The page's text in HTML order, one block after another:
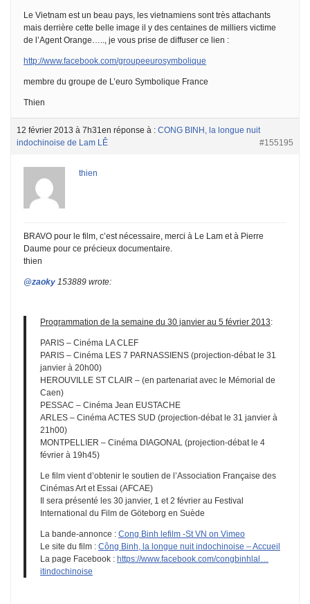
Le Vietnam est un beau pays, les vietnamiens sont très attachants
mais derrière cette belle image il y des centaines de milliers victime
de l’Agent Orange….., je vous prise de diffuser ce lien :
http://www.facebook.com/groupeeurosymbolique
membre du groupe de L’euro Symbolique France
Thien
12 février 2013 à 7h31 en réponse à : CONG BINH, la longue nuit
indochinoise de Lam LÊ
#155195
thien
BRAVO pour le film, c’est nécessaire, merci à Le Lam et à Pierre
Daume pour ce précieux documentaire.
thien
@zaoky 153889 wrote:
Programmation de la semaine du 30 janvier au 5 février 2013:
PARIS – Cinéma LA CLEF
PARIS – Cinéma LES 7 PARNASSIENS (projection-débat le 31
janvier à 20h00)
HEROUVILLE ST CLAIR – (en partenariat avec le Mémorial de
Caen)
PESSAC – Cinéma Jean EUSTACHE
ARLES – Cinéma ACTES SUD (projection-débat le 31 janvier à
21h00)
MONTPELLIER – Cinéma DIAGONAL (projection-débat le 4
février à 19h45)
Le film vient d’obtenir le soutien de l’Association Française des
Cinémas Art et Essai (AFCAE)
Il sera présenté les 30 janvier, 1 et 2 février au Festival
International du Film de Göteborg en Suède
La bande-annonce : Cong Binh lefilm -St VN on Vimeo
Le site du film : Công Binh, la longue nuit indochinoise – Accueil
La page Facebook : https://www.facebook.com/congbinhlal…
itindochinoise